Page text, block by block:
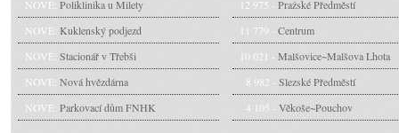
NOVÉ: Poliklinika u Milety
NOVÉ: Kuklenský podjezd
NOVÉ: Stacionář v Třebši
NOVÉ: Nová hvězdárna
NOVÉ: Parkovací dům FNHK
12 975 - Pražské Předměstí
11 779 - Centrum
10 021 - Malšovice~Malšova Lhota
8 982 - Slezské Předměstí
4 105 - Věkoše~Pouchov